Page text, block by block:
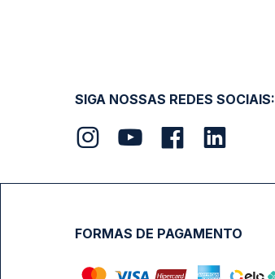
SIGA NOSSAS REDES SOCIAIS:
FORMAS DE PAGAMENTO